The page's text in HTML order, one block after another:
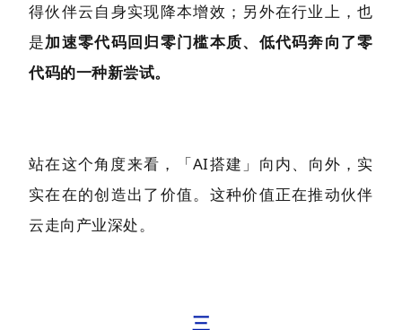
得伙伴云自身实现降本增效；另外在行业上，也
是加速零代码回归零门槛本质、低代码奔向了零
代码的一种新尝试。
站在这个角度来看，「AI搭建」向内、向外，实
实在在的创造出了价值。这种价值正在推动伙伴
云走向产业深处。
三